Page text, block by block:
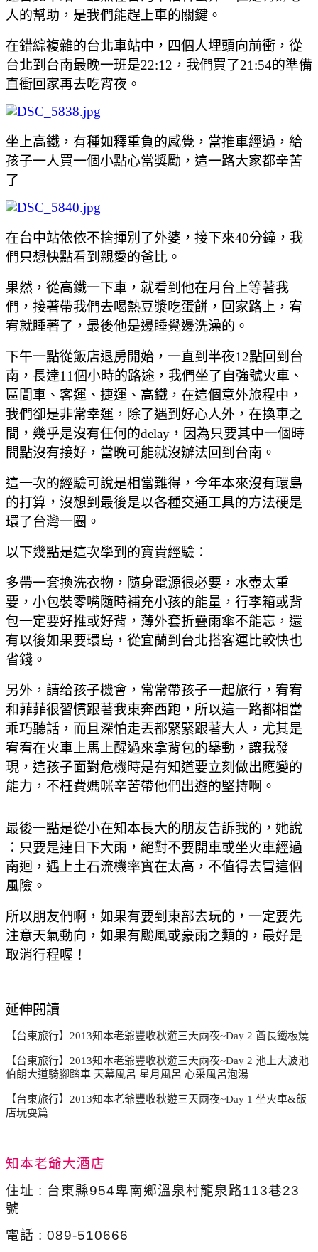
人的幫助 ，是我們能趕上車的關鍵 。
在錯綜複雜的台北車站中 ，四個人埋頭向前衝 ，從
台北到台南最晚一班是22:12 ，我們買了21:54的準備
直衝回家再去吃宵夜 。
坐上高鐵 ，有種如釋重負的感覺 ，當推車經過 ，給
孩子一人買一個小點心當獎勵 ，這一路大家都辛苦
了
在台中站依依不捨揮別了外婆 ，接下來40分鐘 ，我
們只想快點看到親愛的爸比 。
果然 ，從高鐵一下車 ，就看到他在月台上等著我
們 ，接著帶我們去喝熱豆漿吃蛋餅 ，回家路上 ，宥
宥就睡著了 ，最後他是邊睡覺邊洗澡的 。
下午一點從飯店退房開始 ，一直到半夜12點回到台
南 ，長達11個小時的路途 ，我們坐了自強號火車、
區間車 、 客運 、 捷運 、 高鐵 ，在這個意外旅程中 ，
我們卻是非常幸運 ， 除了遇到好心人外 ，在換車之
間 ，幾乎是沒有任何的delay ，因為只要其中一個時
間點沒有接好 ，當晚可能就沒辦法回到台南 。
這一次的經驗可說是相當難得 ，今年本來沒有環島
的打算 ，沒想到最後是以各種交通工具的方法硬是
環了台灣一圈 。
以下幾點是這次學到的寶貴經驗：
多帶一套換洗衣物 ，隨身電源很必要 ，水壺太重
要 ， 小包裝零嘴隨時補充小孩的能量 ，行李箱或背
包一定要好推或好背 ，薄外套折疊雨傘不能忘 ，還
有以後如果要環島 ，從宜蘭到台北搭客運比較快也
省錢。
另外，請给孩子機會 ，常常帶孩子一起旅行 ，宥宥
和菲菲很習慣跟著我東奔西跑 ，所以這一路都相當
乖巧聽話 ，而且深怕走丟都緊緊跟著大人，尤其是
宥宥在火車上馬上醒過來拿背包的舉動 ，讓我發
現 ， 這孩子面對危機時是有知道要立刻做出應變的
能力 ，不枉費媽咪辛苦帶他們出遊的堅持啊 。
最後一點是從小在知本長大的朋友告訴我的 ，她說
：只要是連日下大雨 ，絕對不要開車或坐火車經過
南迴 ，遇上土石流機率實在太高 ，不值得去冒這個
風險。
所以朋友們啊 ， 如果有要到東部去玩的 ，一定要先
注意天氣動向 ，如果有颱風或豪雨之類的 ，最好是
取消行程喔！
延伸閱讀
【台東旅行】2013知本老爺豐收秋遊三天兩夜~Day 2 酋長鐵板燒
【台東旅行】2013知本老爺豐收秋遊三天兩夜~Day 2 池上大波池
伯朗大道騎腳踏車 天幕風呂 星月風呂 心采風呂泡湯
【台東旅行】2013知本老爺豐收秋遊三天兩夜~Day 1 坐火車&飯
店玩耍篇
知本老爺大酒店
住址 : 台東縣954卑南鄉溫泉村龍泉路113巷23
號
電話 : 089-510666